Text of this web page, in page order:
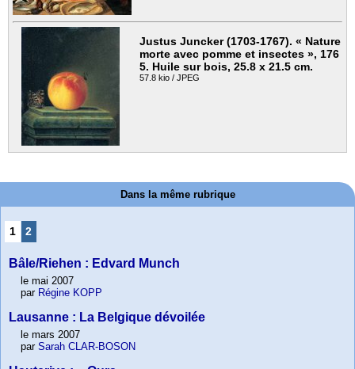
Justus Juncker (1703-1767). « Nature
morte avec pomme et insectes », 176
5. Huile sur bois, 25.8 x 21.5 cm.
57.8 kio / JPEG
Dans la même rubrique
1 2
Bâle/Riehen : Edvard Munch
le mai 2007
par Régine KOPP
Lausanne : La Belgique dévoilée
le mars 2007
par Sarah CLAR-BOSON